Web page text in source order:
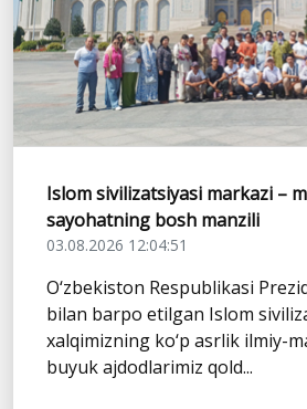
Islom sivilizatsiyasi markazi –
sayohatning bosh manzili
03.08.2026 12:04:51
O‘zbekiston Respublikasi
bilan barpo etilgan Islom
xalqimizning ko‘p asrlik ilmiy-
buyuk ajdodlarimiz qold...